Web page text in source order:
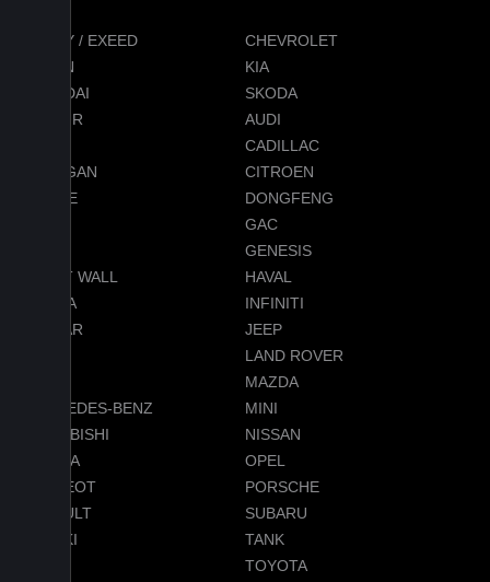
CHERY / EXEED
CHEVROLET
RAVON
KIA
HYUNDAI
SKODA
JETOUR
AUDI
CADILLAC
CHANGAN
CITROEN
DODGE
DONGFENG
GAC
GENESIS
GREAT WALL
HAVAL
HONDA
INFINITI
JAGUAR
JEEP
LAND ROVER
MAZDA
MERCEDES-BENZ
MINI
MITSUBISHI
NISSAN
OMODA
OPEL
PEUGEOT
PORSCHE
RENAULT
SUBARU
SUZUKI
TANK
TOYOTA